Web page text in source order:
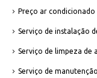
Preço ar condicionado
Serviço de instalação
Serviço de limpeza de
Serviço de